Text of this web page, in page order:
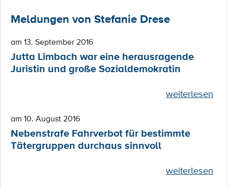
Meldungen von Stefanie Drese
am 13. September 2016
Jutta Limbach war eine herausragende
Juristin und große Sozialdemokratin
weiterlesen
am 10. August 2016
Nebenstrafe Fahrverbot für bestimmte
Tätergruppen durchaus sinnvoll
weiterlesen